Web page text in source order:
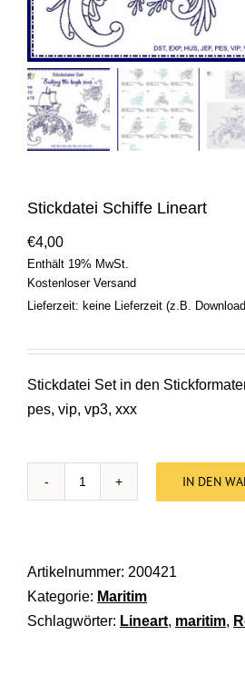
Stickdatei Schiffe Lineart
€4,00
Enthält 19% MwSt.
Kostenloser Versand
Lieferzeit: keine Lieferzeit (z.B.
Stickdatei Set in den
pes, vip, vp3, xxx
IN DEN
Artikelnummer: 200421
Kategorie: Maritim
Schlagwörter: Lineart, maritim,